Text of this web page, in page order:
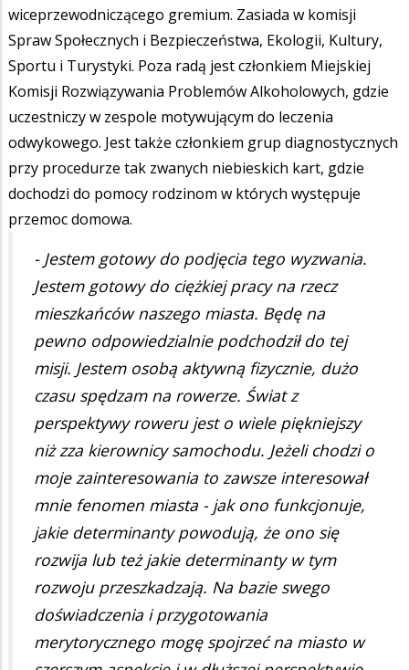
wiceprzewodniczącego gremium. Zasiada w komisji
Spraw Społecznych i Bezpieczeństwa, Ekologii, Kultury,
Sportu i Turystyki. Poza radą jest członkiem Miejskiej
Komisji Rozwiązywania Problemów Alkoholowych, gdzie
uczestniczy w zespole motywującym do leczenia
odwykowego. Jest także członkiem grup diagnostycznych
przy procedurze tak zwanych niebieskich kart, gdzie
dochodzi do pomocy rodzinom w których występuje
przemoc domowa.
- Jestem gotowy do podjęcia tego wyzwania.
Jestem gotowy do ciężkiej pracy na rzecz
mieszkańców naszego miasta. Będę na
pewno odpowiedzialnie podchodził do tej
misji. Jestem osobą aktywną fizycznie, dużo
czasu spędzam na rowerze. Świat z
perspektywy roweru jest o wiele piękniejszy
niż zza kierownicy samochodu. Jeżeli chodzi o
moje zainteresowania to zawsze interesował
mnie fenomen miasta - jak ono funkcjonuje,
jakie determinanty powodują, że ono się
rozwija lub też jakie determinanty w tym
rozwoju przeszkadzają. Na bazie swego
doświadczenia i przygotowania
merytorycznego mogę spojrzeć na miasto w